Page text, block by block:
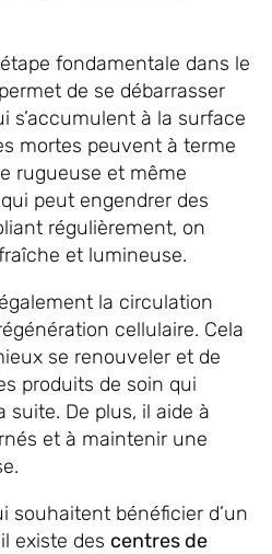
fondamentale dans le
de se débarrasser
s’accumulent à la surface
mortes peuvent à terme
rugueuse et même
peut engendrer des
régulièrement, on
et lumineuse.
la circulation
cellulaire. Cela
se renouveler et de
produits de soin qui
suite. De plus, il aide à
et à maintenir une
souhaitent bénéficier d’un
existe des centres de